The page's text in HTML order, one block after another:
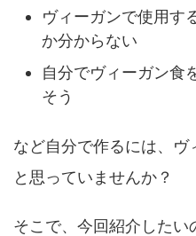
ヴィーガンで使用す
か分からない
自分でヴィーガン食
そう
など自分で作るには、
と思っていませんか？
そこで、今回紹介した